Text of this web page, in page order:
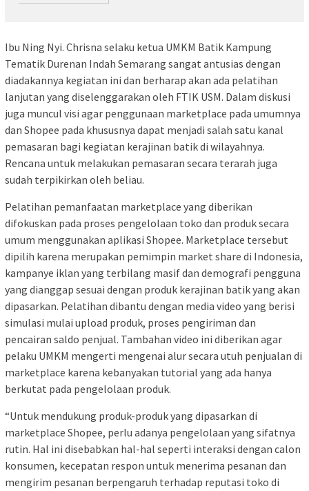
Ibu Ning Nyi. Chrisna selaku ketua UMKM Batik Kampung
Tematik Durenan Indah Semarang sangat antusias dengan
diadakannya kegiatan ini dan berharap akan ada pelatihan
lanjutan yang diselenggarakan oleh FTIK USM. Dalam diskusi
juga muncul visi agar penggunaan marketplace pada umumnya
dan Shopee pada khususnya dapat menjadi salah satu kanal
pemasaran bagi kegiatan kerajinan batik di wilayahnya.
Rencana untuk melakukan pemasaran secara terarah juga
sudah terpikirkan oleh beliau.
Pelatihan pemanfaatan marketplace yang diberikan
difokuskan pada proses pengelolaan toko dan produk secara
umum menggunakan aplikasi Shopee. Marketplace tersebut
dipilih karena merupakan pemimpin market share di Indonesia,
kampanye iklan yang terbilang masif dan demografi pengguna
yang dianggap sesuai dengan produk kerajinan batik yang akan
dipasarkan. Pelatihan dibantu dengan media video yang berisi
simulasi mulai upload produk, proses pengiriman dan
pencairan saldo penjual. Tambahan video ini diberikan agar
pelaku UMKM mengerti mengenai alur secara utuh penjualan di
marketplace karena kebanyakan tutorial yang ada hanya
berkutat pada pengelolaan produk.
“Untuk mendukung produk-produk yang dipasarkan di
marketplace Shopee, perlu adanya pengelolaan yang sifatnya
rutin. Hal ini disebabkan hal-hal seperti interaksi dengan calon
konsumen, kecepatan respon untuk menerima pesanan dan
mengirim pesanan berpengaruh terhadap reputasi toko di